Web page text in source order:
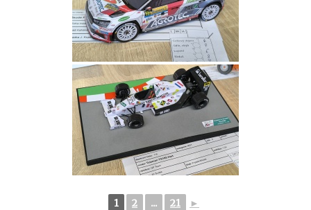
1 2 ... 21 ►